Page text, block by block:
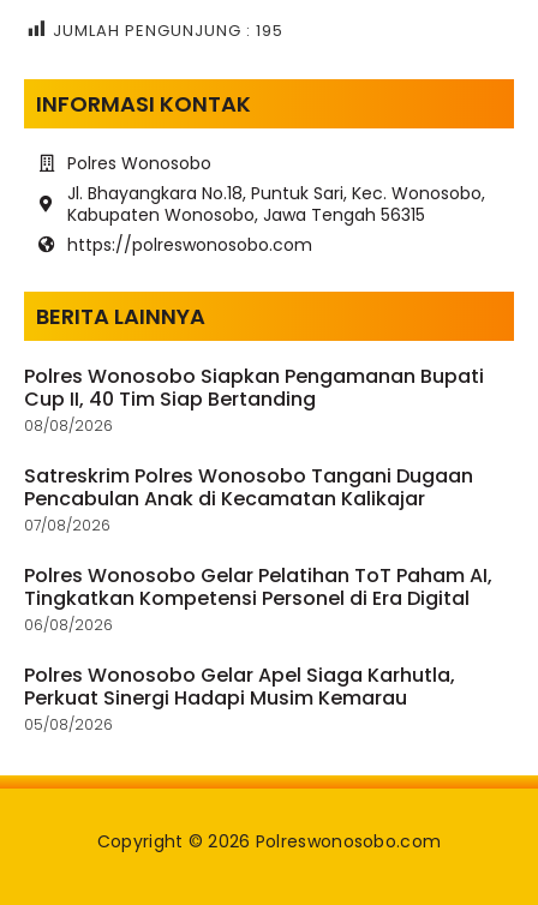
JUMLAH PENGUNJUNG : 195
INFORMASI KONTAK
Polres Wonosobo
Jl. Bhayangkara No.18, Puntuk Sari, Kec. Wonosobo,
Kabupaten Wonosobo, Jawa Tengah 56315
https://polreswonosobo.com
BERITA LAINNYA
Polres Wonosobo Siapkan Pengamanan Bupati
Cup II, 40 Tim Siap Bertanding
08/08/2026
Satreskrim Polres Wonosobo Tangani Dugaan
Pencabulan Anak di Kecamatan Kalikajar
07/08/2026
Polres Wonosobo Gelar Pelatihan ToT Paham AI,
Tingkatkan Kompetensi Personel di Era Digital
06/08/2026
Polres Wonosobo Gelar Apel Siaga Karhutla,
Perkuat Sinergi Hadapi Musim Kemarau
05/08/2026
Copyright © 2026 Polreswonosobo.com